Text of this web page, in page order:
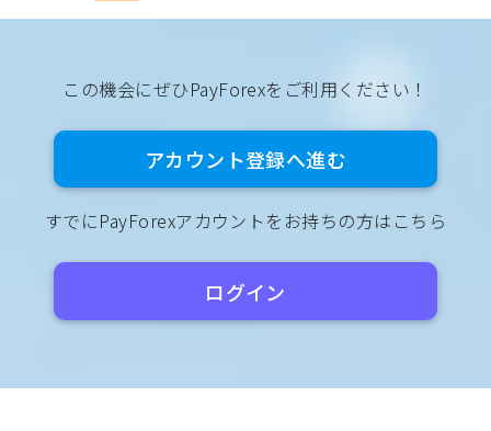
この機会にぜひPayForexをご利用ください！
すでにPayForexアカウントをお持ちの方はこちら
アカウント登録へ進む
ログイン